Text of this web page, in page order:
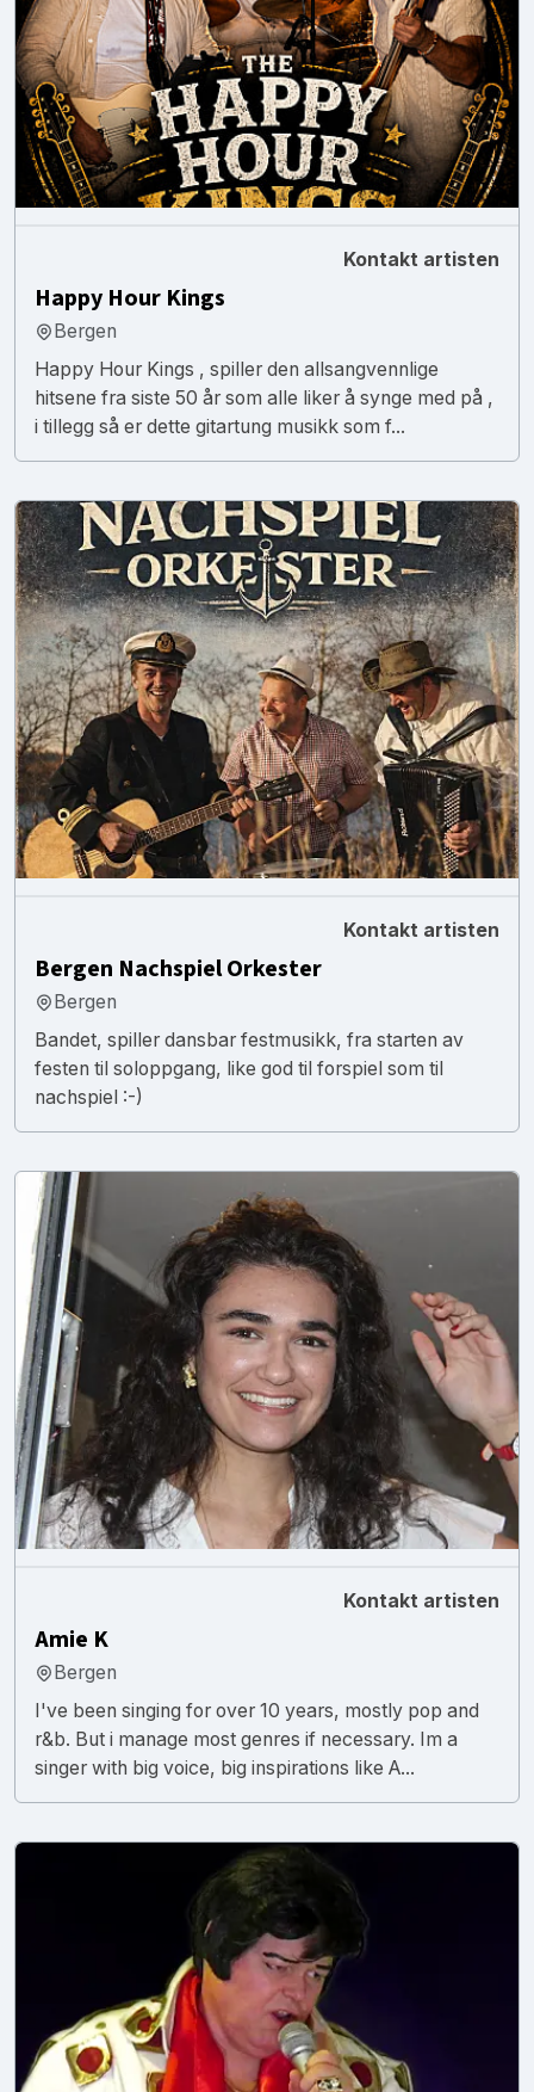
Kontakt artisten
Happy Hour Kings
Bergen
Happy Hour Kings , spiller den allsangvennlige
hitsene fra siste 50 år som alle liker å synge med på ,
i tillegg så er dette gitartung musikk som f...
Kontakt artisten
Bergen Nachspiel Orkester
Bergen
Bandet, spiller dansbar festmusikk, fra starten av
festen til soloppgang, like god til forspiel som til
nachspiel :-)
Kontakt artisten
Amie K
Bergen
I've been singing for over 10 years, mostly pop and
r&b. But i manage most genres if necessary. Im a
singer with big voice, big inspirations like A...